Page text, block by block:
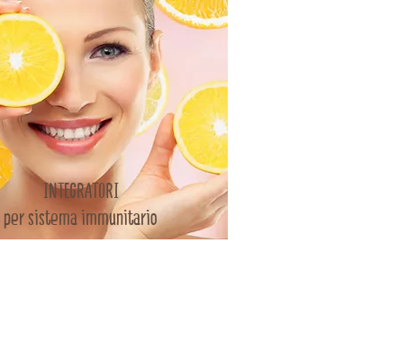
INTEGRATORI
per sistema immunitario